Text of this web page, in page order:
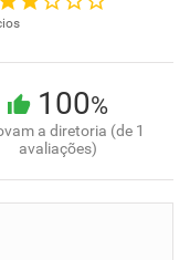
100%
a diretoria (de 1
avaliações)